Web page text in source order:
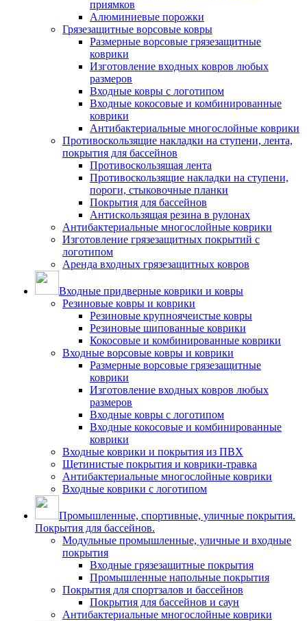
приямков
Алюминиевые порожки
Грязезащитные ворсовые ковры
Размерные ворсовые грязезащитные
коврики
Изготовление входных ковров любых
размеров
Входные ковры с логотипом
Входные кокосовые и комбинированные
коврики
Антибактериальные многослойные коврики
Противоскользящие накладки на ступени, лента,
покрытия для бассейнов
Противоскользящая лента
Противоскользящие накладки на ступени,
пороги, стыковочные планки
Покрытия для бассейнов
Антискользящая резина в рулонах
Антибактериальные многослойные коврики
Изготовление грязезащитных покрытий с
логотипом
Аренда входных грязезащитных ковров
Входные придверные коврики и ковры
Резиновые ковры и коврики
Резиновые крупноячеистые ковры
Резиновые шипованные коврики
Кокосовые и комбинированные коврики
Входные ворсовые ковры и коврики
Размерные ворсовые грязезащитные
коврики
Изготовление входных ковров любых
размеров
Входные ковры с логотипом
Входные кокосовые и комбинированные
коврики
Входные коврики и покрытия из ПВХ
Щетинистые покрытия и коврики-травка
Антибактериальные многослойные коврики
Входные коврики с логотипом
Промышленные, спортивные, уличные покрытия.
Покрытия для бассейнов.
Модульные промышленные, уличные и входные
покрытия
Входные грязезащитные покрытия
Промышленные напольные покрытия
Покрытия для спортзалов и бассейнов
Покрытия для бассейнов и саун
Антибактериальные многослойные коврики